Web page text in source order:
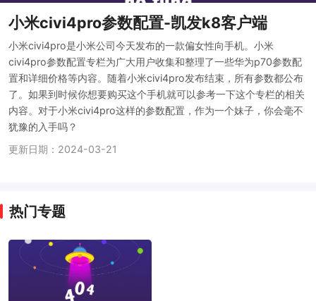
小米civi4pro参数配置-凯发k8客户端
小米civi4pro是小米公司今天发布的一款偏女性向手机。小米
civi4pro参数配置专栏为广大用户收集和整理了一些华为p70参数配
置和详细价格等内容。随着小米civi4pro发布结束，所有参数都公布
了。如果到时候你想要购买这个手机就可以参考一下这个专栏的相关
内容。对于小米civi4pro这样的参数配置，作为一个妹子，你会毫不
犹豫的入手吗？
更新日期：2024-03-21
热门专题